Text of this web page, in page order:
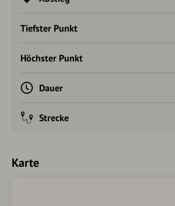
Tiefster Punkt
Höchster Punkt
Dauer
Strecke
Karte